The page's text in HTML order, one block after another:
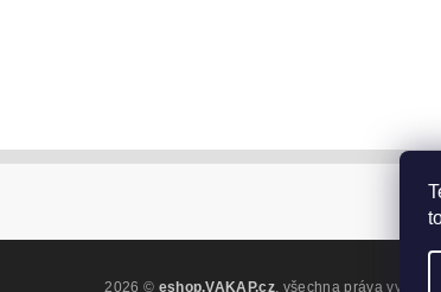
2026 © eshop.VAKAP.cz , všechna práva